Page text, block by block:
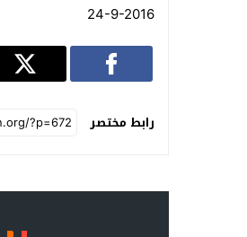
24-9-2016
رابط مختصر